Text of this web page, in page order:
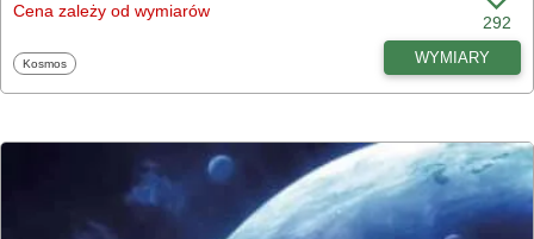
Cena zależy od wymiarów
292
Fototapety
Kosmos WYMIARY